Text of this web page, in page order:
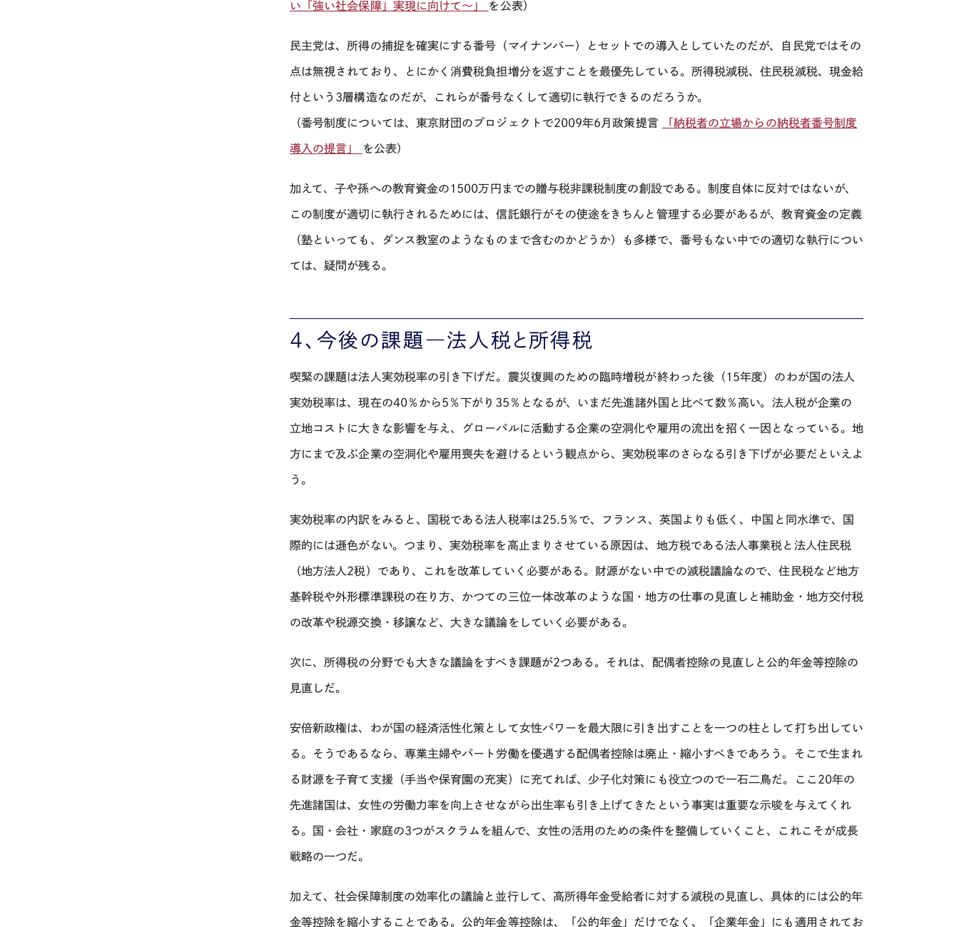
い「強い社会保障」実現に向けて～」 を公表）
民主党は、所得の捕捉を確実にする番号（マイナンバー）とセットでの導入としていたのだが、自民党ではその
点は無視されており、とにかく消費税負担増分を返すことを最優先している。所得税減税、住民税減税、現金給
付という3層構造なのだが、これらが番号なくして適切に執行できるのだろうか。
（番号制度については、東京財団のプロジェクトで2009年6月政策提言 「納税者の立場からの納税者番号制度
導入の提言」 を公表）
加えて、子や孫への教育資金の1500万円までの贈与税非課税制度の創設である。制度自体に反対ではないが、
この制度が適切に執行されるためには、信託銀行がその使途をきちんと管理する必要があるが、教育資金の定義
（塾といっても、ダンス教室のようなものまで含むのかどうか）も多様で、番号もない中での適切な執行につい
ては、疑問が残る。
４、今後の課題―法人税と所得税
喫緊の課題は法人実効税率の引き下げだ。震災復興のための臨時増税が終わった後（15年度）のわが国の法人
実効税率は、現在の40％から5％下がり35％となるが、いまだ先進諸外国と比べて数％高い。法人税が企業の
立地コストに大きな影響を与え、グローバルに活動する企業の空洞化や雇用の流出を招く一因となっている。地
方にまで及ぶ企業の空洞化や雇用喪失を避けるという観点から、実効税率のさらなる引き下げが必要だといえよ
う。
実効税率の内訳をみると、国税である法人税率は25.5％で、フランス、英国よりも低く、中国と同水準で、国
際的には遜色がない。つまり、実効税率を高止まりさせている原因は、地方税である法人事業税と法人住民税
（地方法人2税）であり、これを改革していく必要がある。財源がない中での減税議論なので、住民税など地方
基幹税や外形標準課税の在り方、かつての三位一体改革のような国・地方の仕事の見直しと補助金・地方交付税
の改革や税源交換・移譲など、大きな議論をしていく必要がある。
次に、所得税の分野でも大きな議論をすべき課題が2つある。それは、配偶者控除の見直しと公的年金等控除の
見直しだ。
安倍新政権は、わが国の経済活性化策として女性パワーを最大限に引き出すことを一つの柱として打ち出してい
る。そうであるなら、専業主婦やパート労働を優遇する配偶者控除は廃止・縮小すべきであろう。そこで生まれ
る財源を子育て支援（手当や保育園の充実）に充てれば、少子化対策にも役立つので一石二鳥だ。ここ20年の
先進諸国は、女性の労働力率を向上させながら出生率も引き上げてきたという事実は重要な示唆を与えてくれ
る。国・会社・家庭の3つがスクラムを組んで、女性の活用のための条件を整備していくこと、これこそが成長
戦略の一つだ。
加えて、社会保障制度の効率化の議論と並行して、高所得年金受給者に対する減税の見直し、具体的には公的年
金等控除を縮小することである。公的年金等控除は、「公的年金」だけでなく、「企業年金」にも適用されてお